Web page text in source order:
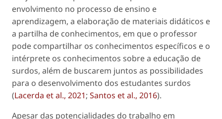
envolvimento no processo de ensino e
aprendizagem, a elaboração de materiais didáticos e
a partilha de conhecimentos, em que o professor
pode compartilhar os conhecimentos específicos e o
intérprete os conhecimentos sobre a educação de
surdos, além de buscarem juntos as possibilidades
para o desenvolvimento dos estudantes surdos
(Lacerda et al., 2021; Santos et al., 2016).
Apesar das potencialidades do trabalho em